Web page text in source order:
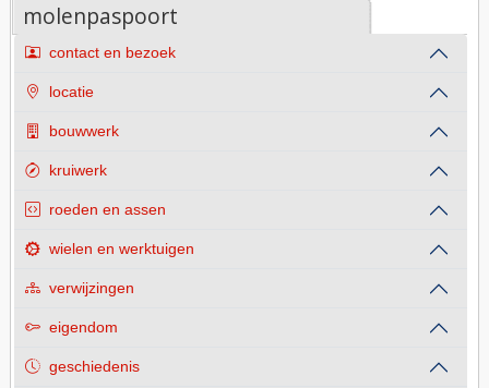
molenpaspoort
contact en bezoek
locatie
bouwwerk
kruiwerk
roeden en assen
wielen en werktuigen
verwijzingen
eigendom
geschiedenis